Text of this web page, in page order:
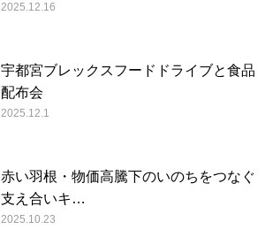
2025.12.16
宇都宮ブレックスフードドライブと食品
配布会
2025.12.1
赤い羽根・物価高騰下のいのちをつなぐ
支え合いキ…
2025.10.23